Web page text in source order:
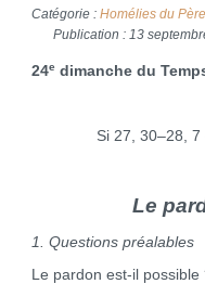
Catégorie : Homélies du
Publication : 13
24e dimanche du
Si 27, 30–28,
Le
1. Questions préalables
Le pardon est-il possible